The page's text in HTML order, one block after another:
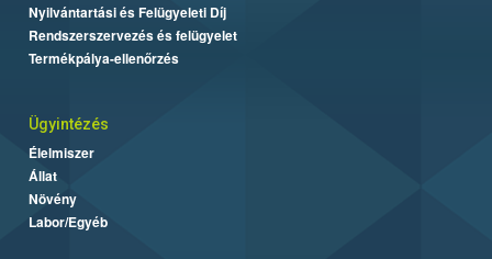
Nyilvántartási és Felügyeleti Díj
Rendszerszervezés és felügyelet
Termékpálya-ellenőrzés
Ügyintézés
Élelmiszer
Állat
Növény
Labor/Egyéb